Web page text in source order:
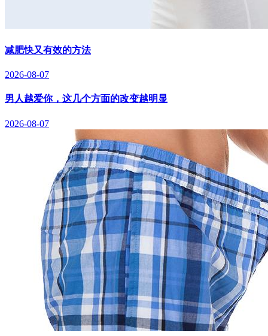
减肥快又有效的方法
2026-08-07
男人越爱你，这几个方面的改变越明显
2026-08-07